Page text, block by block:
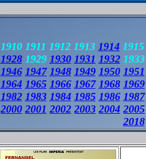
1910 1911 1912 1913 1914
19281929 1930 1931 1932
1946 1947 1948 1949 1950 1951
1964 1965 1966 1967 1968 1969
1982 1983 1984 1985 1986 1987
2000 2001 2002 2003 2004 2005
2018